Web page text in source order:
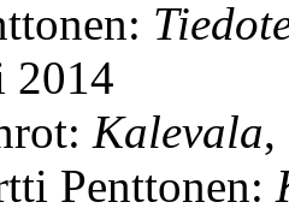
2014
Kalevala,
Penttonen: